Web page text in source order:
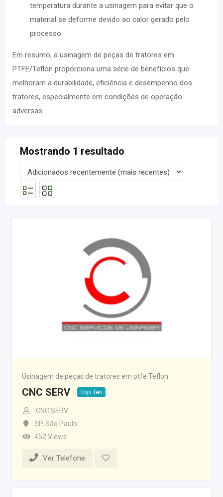
temperatura durante a usinagem para evitar que o
material se deforme devido ao calor gerado pelo
processo.
Em resumo, a usinagem de peças de tratores em
PTFE/Teflon proporciona uma série de benefícios que
melhoram a durabilidade, eficiência e desempenho dos
tratores, especialmente em condições de operação
adversas.
Mostrando 1 resultado
Usinagem de peças de tratores em ptfe Teflon
CNC SERV Top Ten
CNC SERV
SP, São Paulo
452 Views
Ver Telefone